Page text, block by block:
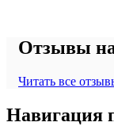
Отзывы
Читать все
Навигация